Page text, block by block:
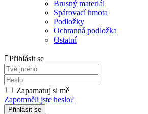
Brusný materiál
Spárovací hmota
Podložky
Ochranná podložka
Ostatní
Přihlásit se
Zapamatuj si mě
Zapomněli jste heslo?